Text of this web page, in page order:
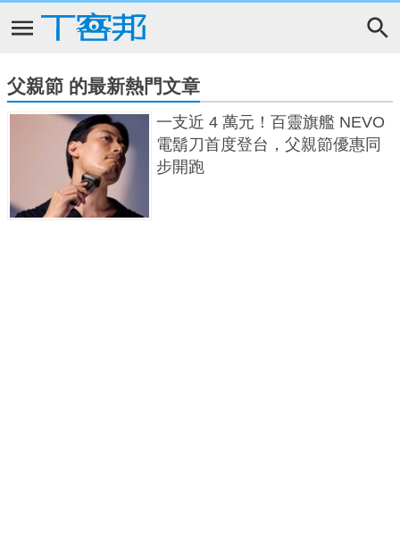
父親節 的最新熱門文章
一支近 4 萬元！百靈旗艦 NEVO
電鬍刀首度登台，父親節優惠同
步開跑